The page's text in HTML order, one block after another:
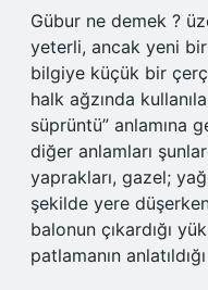
Gübur ne demek ?
yeterli, ancak yeni bir
bilgiye küçük bir
halk ağzında
süprüntü” anlamına
diğer anlamları
yaprakları, gazel;
şekilde yere
balonun çıkardığı
patlamanın